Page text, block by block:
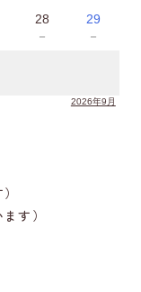
28
－
29
－
2026年9月
す）